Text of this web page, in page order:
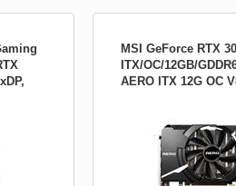
MSI GeForce RTX
ITX/OC/12GB/
AERO ITX 12G OC
Gen 4 DirectX: 12 Open
Frekvence jádra: 1792
paměti: 15 000 M Max.
4320 Počet stream/